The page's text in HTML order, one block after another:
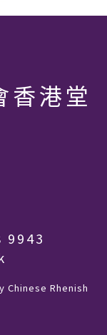
香港堂
9943
Rhenish